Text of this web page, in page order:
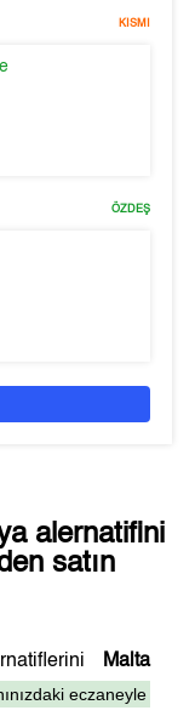
KISMI
ÖZDEŞ
alernatifini
satın
Malta
eczaneyle